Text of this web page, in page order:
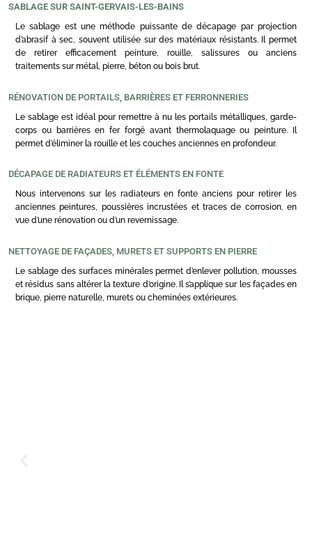
SABLAGE SUR SAINT-GERVAIS-LES-BAINS
Le sablage est une méthode puissante de décapage par projection
d’abrasif à sec, souvent utilisée sur des matériaux résistants. Il permet
de retirer efficacement peinture, rouille, salissures ou anciens
traitements sur métal, pierre, béton ou bois brut.
RÉNOVATION DE PORTAILS, BARRIÈRES ET FERRONNERIES
Le sablage est idéal pour remettre à nu les portails métalliques, garde-
corps ou barrières en fer forgé avant thermolaquage ou peinture. Il
permet d’éliminer la rouille et les couches anciennes en profondeur.
DÉCAPAGE DE RADIATEURS ET ÉLÉMENTS EN FONTE
Nous intervenons sur les radiateurs en fonte anciens pour retirer les
anciennes peintures, poussières incrustées et traces de corrosion, en
vue d’une rénovation ou d’un revernissage.
NETTOYAGE DE FAÇADES, MURETS ET SUPPORTS EN PIERRE
Le sablage des surfaces minérales permet d’enlever pollution, mousses
et résidus sans altérer la texture d’origine. Il s’applique sur les façades en
brique, pierre naturelle, murets ou cheminées extérieures.